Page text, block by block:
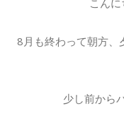
こん
8月も終わって朝方、
少し前から